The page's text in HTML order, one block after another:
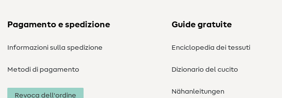
Pagamento e spedizione
Informazioni sulla spedizione
Metodi di pagamento
Revoca dell'ordine
Guide gratuite
Enciclopedia dei tessuti
Dizionario del cucito
Nähanleitungen